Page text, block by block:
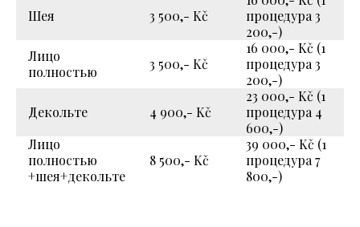
Шея
3 500,- Kč
процедура 3
200,-)
Лицо
полностью
3 500,- Kč
16 000,- Kč (1
процедура 3
200,-)
Декольте
4 900,- Kč
23 000,- Kč (1
процедура 4
600,-)
Лицо
полностью
+шея+декольте
8 500,- Kč
39 000,- Kč (1
процедура 7
800,-)